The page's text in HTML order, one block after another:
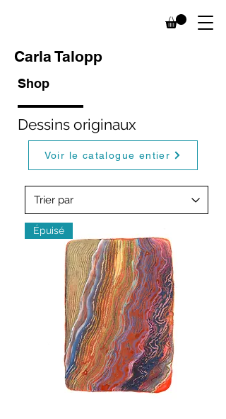
Carla Talopp
Shop
Dessins originaux
Voir le catalogue entier
Épuisé